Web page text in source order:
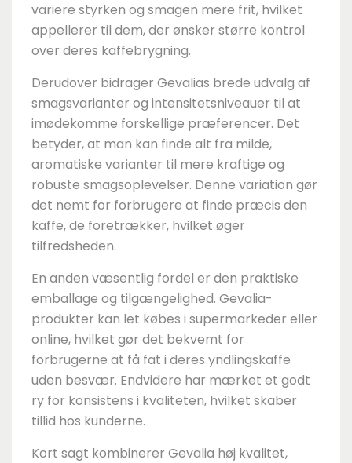
variere styrken og smagen mere frit, hvilket
appellerer til dem, der ønsker større kontrol
over deres kaffebrygning.
Derudover bidrager Gevalias brede udvalg af
smagsvarianter og intensitetsniveauer til at
imødekomme forskellige præferencer. Det
betyder, at man kan finde alt fra milde,
aromatiske varianter til mere kraftige og
robuste smagsoplevelser. Denne variation gør
det nemt for forbrugere at finde præcis den
kaffe, de foretrækker, hvilket øger
tilfredsheden.
En anden væsentlig fordel er den praktiske
emballage og tilgængelighed. Gevalia-
produkter kan let købes i supermarkeder eller
online, hvilket gør det bekvemt for
forbrugerne at få fat i deres yndlingskaffe
uden besvær. Endvidere har mærket et godt
ry for konsistens i kvaliteten, hvilket skaber
tillid hos kunderne.
Kort sagt kombinerer Gevalia høj kvalitet,